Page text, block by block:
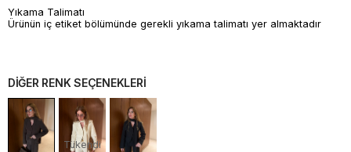
Yıkama Talimatı
Ürünün iç etiket bölümünde gerekli yıkama talimatı yer almaktadır
DİĞER RENK SEÇENEKLERİ
Tükendi